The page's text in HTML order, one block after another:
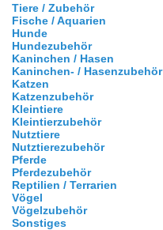
Tiere / Zubehör
Fische / Aquarien
Hunde
Hundezubehör
Kaninchen / Hasen
Kaninchen- / Hasenzubehör
Katzen
Katzenzubehör
Kleintiere
Kleintierzubehör
Nutztiere
Nutztierezubehör
Pferde
Pferdezubehör
Reptilien / Terrarien
Vögel
Vögelzubehör
Sonstiges